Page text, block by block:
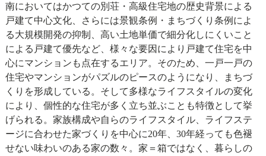
南においてはかつての別荘・高級住宅地の歴史背景による
戸建て中心文化、さらには景観条例・まちづくり条例によ
る大規模開発の抑制、高い土地単価で細分化しにくいこと
による戸建て優先など、様々な要因により戸建て住宅を中
心にマンションも点在するエリア。そのため、一戸一戸の
住宅やマンションがパズルのピースのようになり、まちづ
くりを形成している。そして多様なライフスタイルの変化
により、個性的な住宅が多く立ち並ぶことも特徴として挙
げられる。家族構成や自らのライフスタイル、ライフステ
ージに合わせた家づくりを中心に20年、30年経っても色褪
せない味わいのある家の数々。家＝箱ではなく、暮らしの